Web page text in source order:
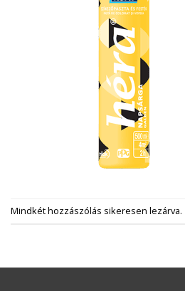
Mindkét hozzászólás sikeresen lezárva.